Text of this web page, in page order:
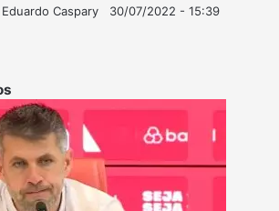
Eduardo Caspary
30/07/2022 - 15:39